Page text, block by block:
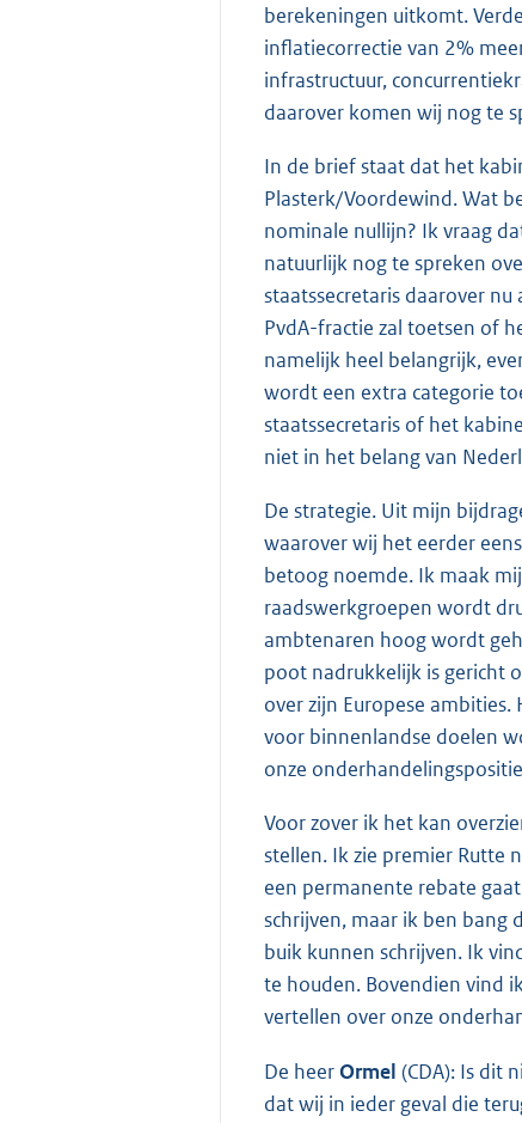
berekeningen uitkomt.
inflatiecorrectie van 2%
infrastructuur,
daarover komen wij nog te
In de brief staat dat het
Plasterk/Voordewind. Wat
nominale nullijn? Ik vraag
natuurlijk nog te spreken
staatssecretaris daarover
PvdA-fractie zal toetsen of
namelijk heel belangrijk,
wordt een extra categorie
staatssecretaris of het
niet in het belang van
De strategie. Uit mijn
waarover wij het eerder
betoog noemde. Ik maak
raadswerkgroepen wordt
ambtenaren hoog wordt
poot nadrukkelijk is gericht
over zijn Europese
voor binnenlandse doelen
onze
Voor zover ik het kan
stellen. Ik zie premier Rutte
een permanente rebate
schrijven, maar ik ben bang
buik kunnen schrijven. Ik
te houden. Bovendien vind
vertellen over onze
De heerOrmel (CDA): Is dit
dat wij in ieder geval die